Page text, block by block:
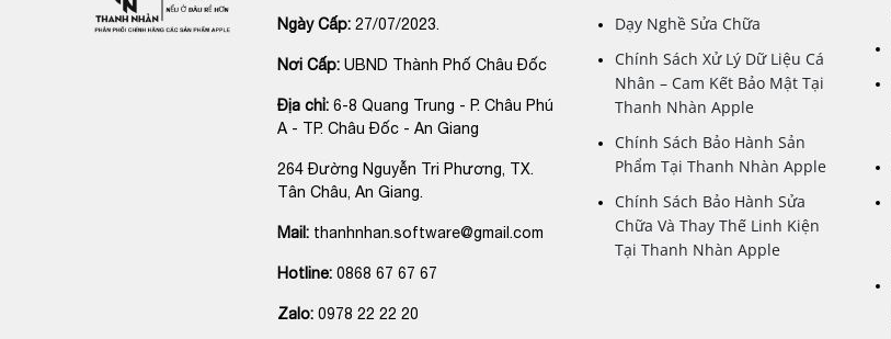
Ngày Cấp: 27/07/2023.
Nơi Cấp: UBND Thành Phố Châu Đốc
Địa chỉ:6-8 Quang Trung - P. Châu Phú
A - TP. Châu Đốc - An Giang
264 Đường Nguyễn Tri Phương, TX.
Tân Châu, An Giang.
Mail:thanhnhan.software@gmail.com
Hotline:0868 67 67 67
Zalo:0978 22 22 20
Dạy Nghề Sửa Chữa
Chính Sách Xử Lý Dữ Liệu Cá
Nhân – Cam Kết Bảo Mật Tại
Thanh Nhàn Apple
Chính Sách Bảo Hành Sản
Phẩm Tại Thanh Nhàn Apple
Chính Sách Bảo Hành Sửa
Chữa Và Thay Thế Linh Kiện
Tại Thanh Nhàn Apple